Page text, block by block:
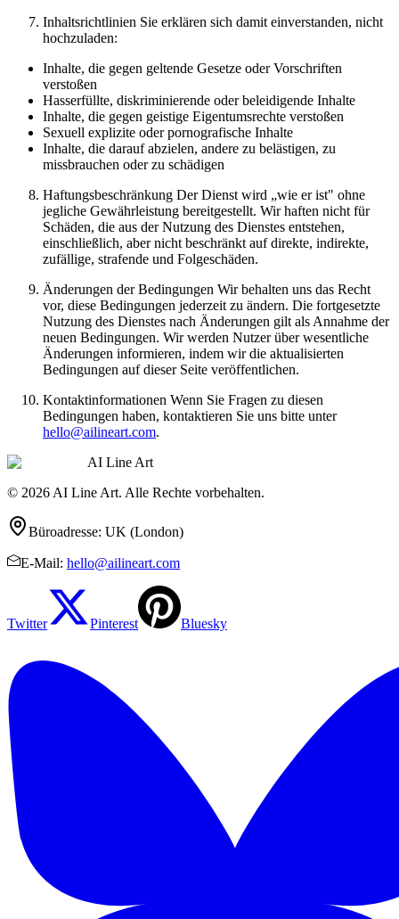
Inhaltsrichtlinien Sie erklären sich damit einverstanden, nicht
hochzuladen:
Inhalte, die gegen geltende Gesetze oder Vorschriften
verstoßen
Hasserfüllte, diskriminierende oder beleidigende Inhalte
Inhalte, die gegen geistige Eigentumsrechte verstoßen
Sexuell explizite oder pornografische Inhalte
Inhalte, die darauf abzielen, andere zu belästigen, zu
missbrauchen oder zu schädigen
Haftungsbeschränkung Der Dienst wird „wie er ist" ohne
jegliche Gewährleistung bereitgestellt. Wir haften nicht für
Schäden, die aus der Nutzung des Dienstes entstehen,
einschließlich, aber nicht beschränkt auf direkte, indirekte,
zufällige, strafende und Folgeschäden.
Änderungen der Bedingungen Wir behalten uns das Recht
vor, diese Bedingungen jederzeit zu ändern. Die fortgesetzte
Nutzung des Dienstes nach Änderungen gilt als Annahme der
neuen Bedingungen. Wir werden Nutzer über wesentliche
Änderungen informieren, indem wir die aktualisierten
Bedingungen auf dieser Seite veröffentlichen.
Kontaktinformationen Wenn Sie Fragen zu diesen
Bedingungen haben, kontaktieren Sie uns bitte unter
hello@ailineart.com.
AI Line Art
© 2026 AI Line Art. Alle Rechte vorbehalten.
Büroadresse: UK (London)
E-Mail: hello@ailineart.com
Twitter Pinterest Bluesky